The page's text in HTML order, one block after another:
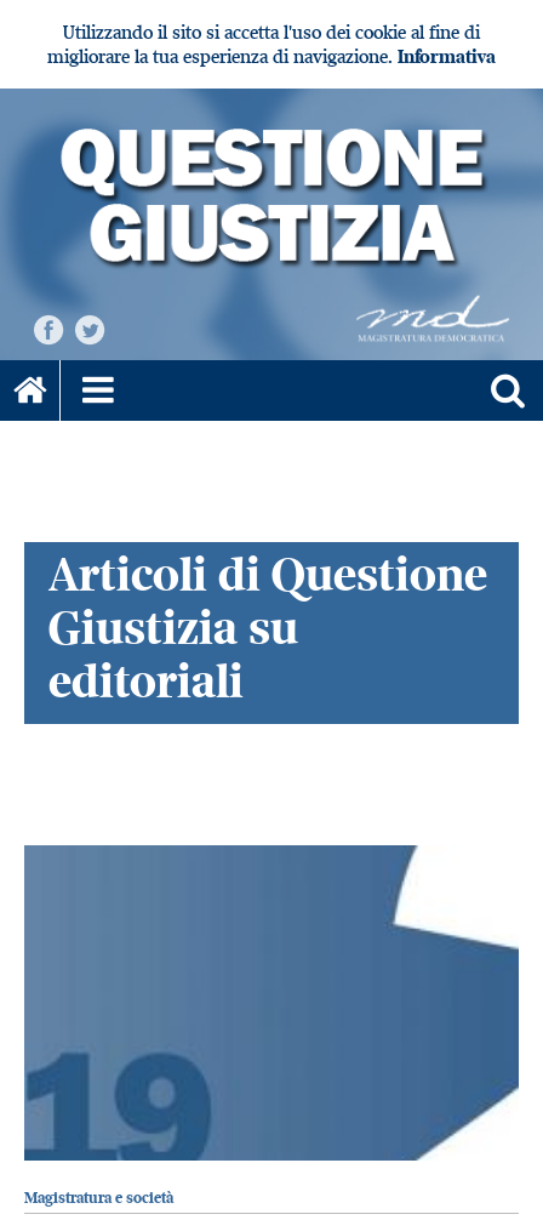
Utilizzando il sito si accetta l'uso dei cookie al fine di
migliorare la tua esperienza di navigazione. Informativa
Articoli di Questione
Giustizia su
editoriali
Magistratura e società